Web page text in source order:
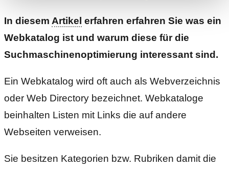
In diesem Artikel erfahren erfahren Sie was ein
Webkatalog ist und warum diese für die
Suchmaschinenoptimierung interessant sind.
Ein Webkatalog wird oft auch als Webverzeichnis
oder Web Directory bezeichnet. Webkataloge
beinhalten Listen mit Links die auf andere
Webseiten verweisen.
Sie besitzen Kategorien bzw. Rubriken damit die